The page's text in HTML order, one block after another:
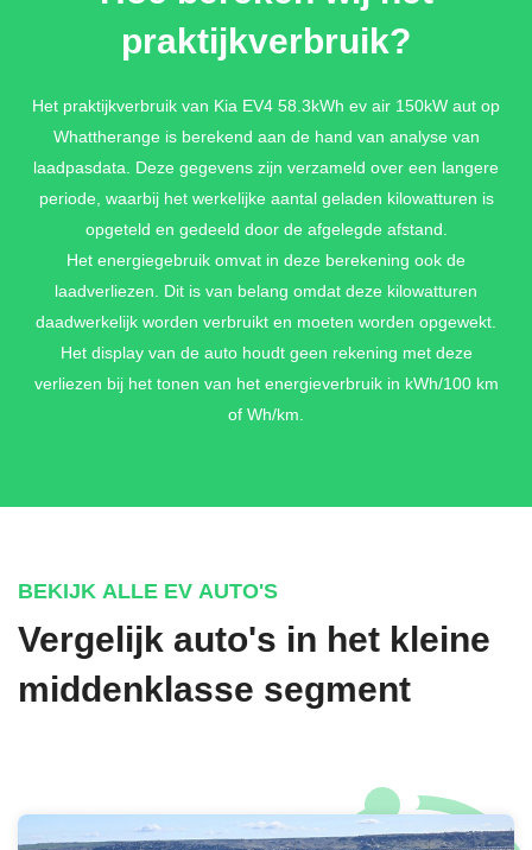
praktijkverbruik?
Het praktijkverbruik van Kia EV4 58.3kWh ev air 150kW aut op
Whattherange is berekend aan de hand van analyse van
laadpasdata. Deze gegevens zijn verzameld over een langere
periode, waarbij het werkelijke aantal geladen kilowatturen is
opgeteld en gedeeld door de afgelegde afstand.
Het energiegebruik omvat in deze berekening ook de
laadverliezen. Dit is van belang omdat deze kilowatturen
daadwerkelijk worden verbruikt en moeten worden opgewekt.
Het display van de auto houdt geen rekening met deze
verliezen bij het tonen van het energieverbruik in kWh/100 km
of Wh/km.
BEKIJK ALLE EV AUTO'S
Vergelijk auto's in het kleine
middenklasse segment